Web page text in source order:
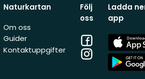
Naturkartan
Om oss
Guider
Kontaktuppgifter
Följ
oss
Facebook
Instagram
Ladda
app
App
Store
App
Store